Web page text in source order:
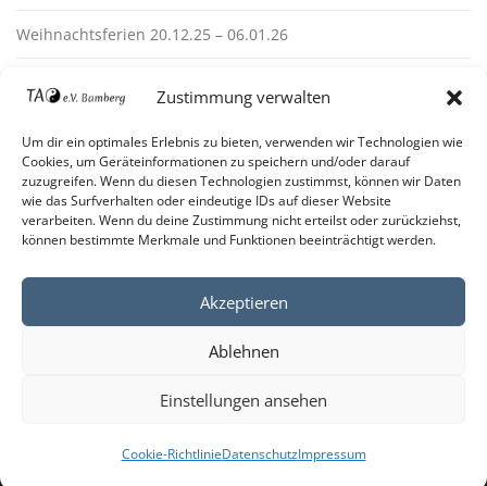
Zustimmung verwalten
Um dir ein optimales Erlebnis zu bieten, verwenden wir Technologien wie
Cookies, um Geräteinformationen zu speichern und/oder darauf
zuzugreifen. Wenn du diesen Technologien zustimmst, können wir Daten
wie das Surfverhalten oder eindeutige IDs auf dieser Website
verarbeiten. Wenn du deine Zustimmung nicht erteilst oder zurückziehst,
können bestimmte Merkmale und Funktionen beeinträchtigt werden.
Akzeptieren
Ablehnen
Einstellungen ansehen
Cookie-RichtlinieDatenschutzImpressum
Weihnachtsferien 20.12.25 – 06.01.26
Impressum